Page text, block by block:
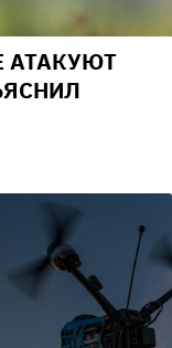
АТАКУЮТ